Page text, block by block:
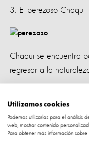
3. El perezoso Chaqui
Chaqui se encuentra
regresar a la
Chaqui tuvo un inicio
embarazada, fue
gravedad de sus
para luego morir. El
Utilizamos cookies
Podemos utilizarlas para el análisis
web, mostrar contenido
Para obtener más información